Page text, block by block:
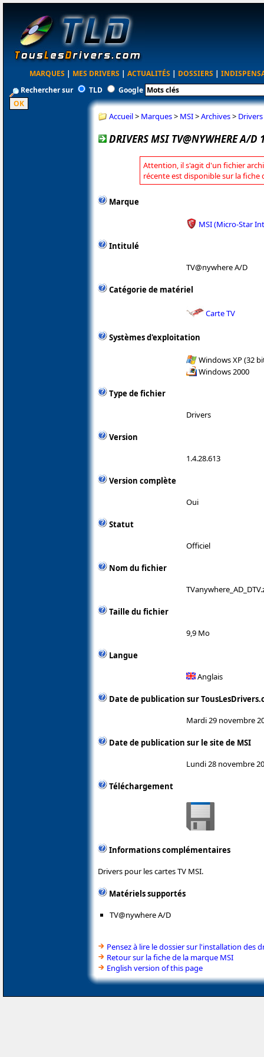
MARQUES | MES DRIVERS | ACTUALITÉS | DOSSIERS |
Rechercher sur
TLD Google
Accueil> Marques> MSI>Archives>
DRIVERS MSI TV@NYWHERE A/D
Attention, il s'agit d'un fichier
récente est disponible sur la fiche
Marque
MSI (Micro-Star
Intitulé
TV@nywhere A/D
Catégorie de matériel
Carte TV
Systèmes d'exploitation
Windows XP (32
Windows 2000
Type de fichier
Drivers
Version
1.4.28.613
Version complète
Oui
Statut
Officiel
Nom du fichier
Taille du fichier
9,9 Mo
Langue
Anglais
Date de publication sur
Mardi 29 novembre
Date de publication sur le site de MSI
Lundi 28 novembre
Téléchargement
Informations complémentaires
Drivers pour les cartes TV MSI.
Matériels supportés
TV@nywhere A/D
Pensez à lire le dossier sur l'installation des
Retour sur la fiche de la marque MSI
English version of this page